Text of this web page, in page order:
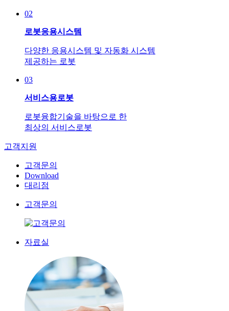
02
로봇응용시스템
다양한 응용시스템 및 자동화 시스템
제공하는 로봇
03
서비스용로봇
로봇융합기술을 바탕으로 한
최상의 서비스로봇
고객지원
고객문의
Download
대리점
고객문의
자료실